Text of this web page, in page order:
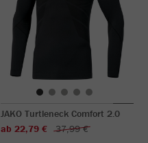
JAKO Turtleneck Comfort 2.0
ab 22,79 €
37,99 €